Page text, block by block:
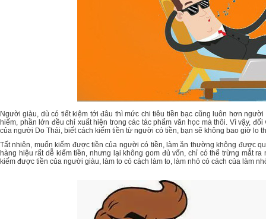
Người giàu, dù có tiết kiệm tới đâu thì mức chi tiêu tiền bạc cũng luôn hơn
hiếm, phần lớn đều chỉ xuất hiện trong các tác phẩm văn học mà thôi. Vì vậy,
của người Do Thái, biết cách kiếm tiền từ người có tiền, bạn sẽ không bao giờ lo
Tất nhiên, muốn kiếm được tiền của người có tiền, làm ăn thường không được
hàng hiệu rất dễ kiếm tiền, nhưng lại không gom đủ vốn, chỉ có thể trừng mắt
kiếm được tiền của người giàu, làm to có cách làm to, làm nhỏ có cách của làm